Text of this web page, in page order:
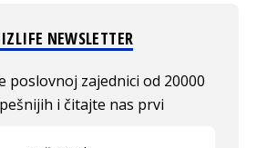
NEWSLETTER
poslovnoj zajednici od 20000
i čitajte nas prvi